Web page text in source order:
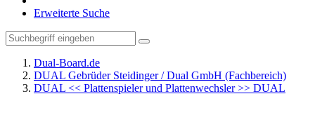
Erweiterte Suche
Dual-Board.de
DUAL Gebrüder Steidinger / Dual GmbH (Fachbereich)
DUAL << Plattenspieler und Plattenwechsler >> DUAL